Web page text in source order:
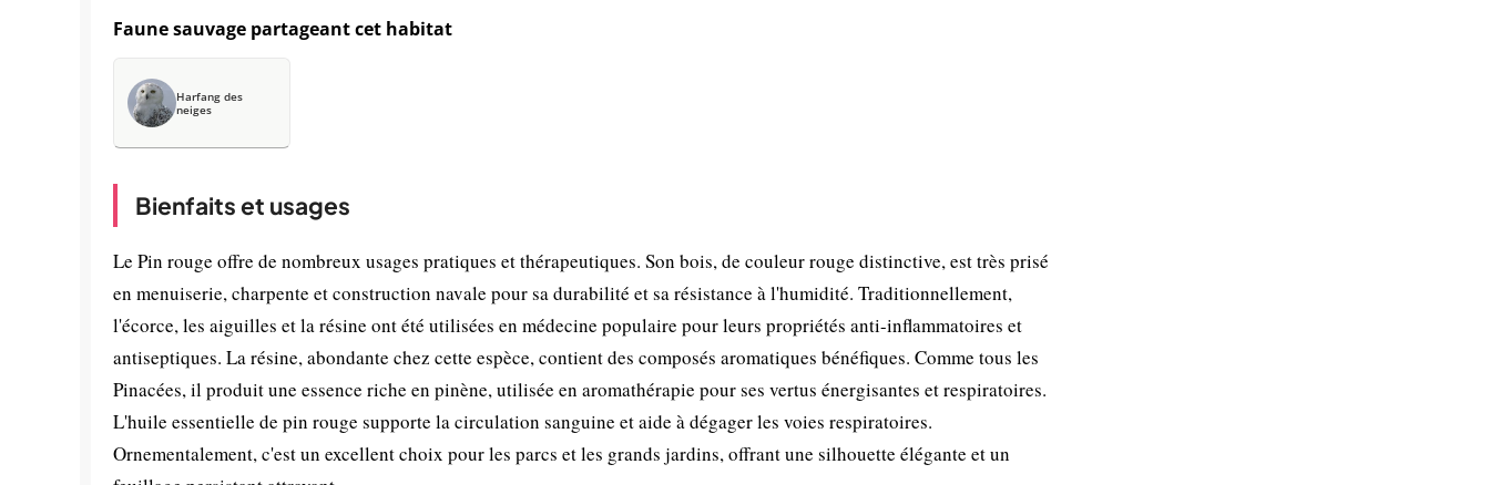
Faune sauvage partageant cet habitat
Harfang des
neiges
Bienfaits et usages
Le Pin rouge offre de nombreux usages pratiques et thérapeutiques. Son bois, de couleur rouge distinctive, est très prisé
en menuiserie, charpente et construction navale pour sa durabilité et sa résistance à l'humidité. Traditionnellement,
l'écorce, les aiguilles et la résine ont été utilisées en médecine populaire pour leurs propriétés anti-inflammatoires et
antiseptiques. La résine, abondante chez cette espèce, contient des composés aromatiqu­es bénéfiques. Comme tous les
Pinacées, il produit une essence riche en pinène, utilisée en aromathérapie pour ses vertus énergisantes et respiratoires.
L'huile essentielle de pin rouge supporte la circulation sanguine et aide à dégager les voies respiratoires.
Ornementalement, c'est un excellent choix pour les parcs et les grands jardins, offrant une silhouette élégante et un